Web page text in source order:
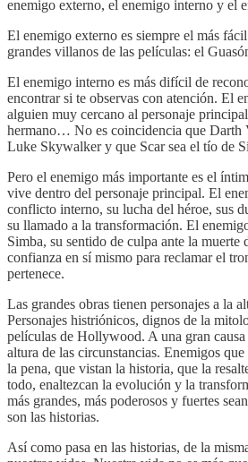
enemigo externo, el enemigo interno y el
El enemigo externo es siempre el más
grandes villanos de las películas: el
El enemigo interno es más difícil de
encontrar si te observas con atención. El
alguien muy cercano al personaje
hermano… No es coincidencia que Darth
Luke Skywalker y que Scar sea el tío de
Pero el enemigo más importante es el
vive dentro del personaje principal. El
conflicto interno, su lucha del héroe, sus
su llamado a la transformación. El
Simba, su sentido de culpa ante la muerte
confianza en sí mismo para reclamar el
pertenece.
Las grandes obras tienen personajes a la
Personajes histriónicos, dignos de la
películas de Hollywood. A una gran causa
altura de las circunstancias. Enemigos
la pena, que vistan la historia, que la
todo, enaltezcan la evolución y la
más grandes, más poderosos y fuertes
son las historias.
Así como pasa en las historias, de la